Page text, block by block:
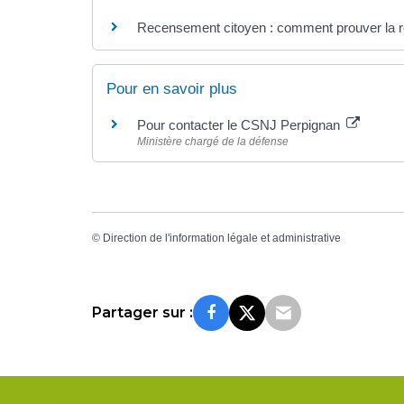
Recensement citoyen : comment prouver la
Pour en savoir plus
Pour contacter le CSNJ Perpignan
Ministère chargé de la défense
© Direction de l'information légale et administrative
Partager sur :